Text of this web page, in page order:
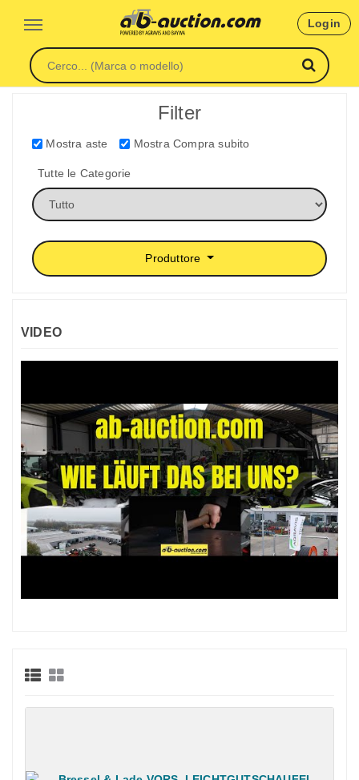
Login
Filter
Mostra aste Mostra Compra subito
Tutte le Categorie
Produttore
VIDEO